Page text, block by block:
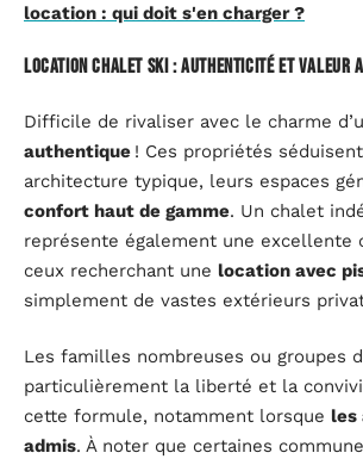
location : qui doit s'en charger ?
Location chalet ski : authenticité et valeur
Difficile de rivaliser avec le charme
authentique ! Ces propriétés
architecture typique, leurs espaces
confort haut de gamme. Un chalet
représente également une excellente
ceux recherchant une location avec
simplement de vastes extérieurs
Les familles nombreuses ou groupes
particulièrement la liberté et la
cette formule, notamment lorsque les
admis. À noter que certaines